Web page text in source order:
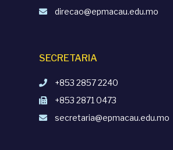
direcao@epmacau.edu.mo
SECRETARIA
+853 2857 2240
+853 2871 0473
secretaria@epmacau.edu.mo